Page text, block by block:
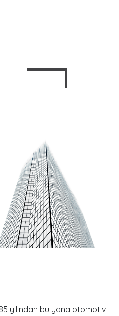
yılından bu yana otomotiv